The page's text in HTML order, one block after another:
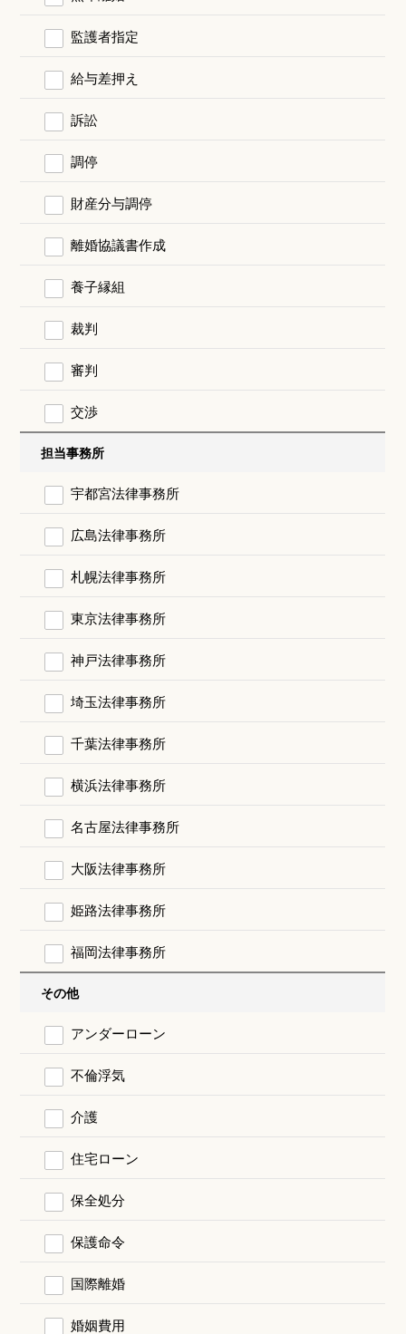
監護者指定
給与差押え
訴訟
調停
財産分与調停
離婚協議書作成
養子縁組
裁判
審判
交渉
担当事務所
宇都宮法律事務所
広島法律事務所
札幌法律事務所
東京法律事務所
神戸法律事務所
埼玉法律事務所
千葉法律事務所
横浜法律事務所
名古屋法律事務所
大阪法律事務所
姫路法律事務所
福岡法律事務所
その他
アンダーローン
不倫浮気
介護
住宅ローン
保全処分
保護命令
国際離婚
婚姻費用